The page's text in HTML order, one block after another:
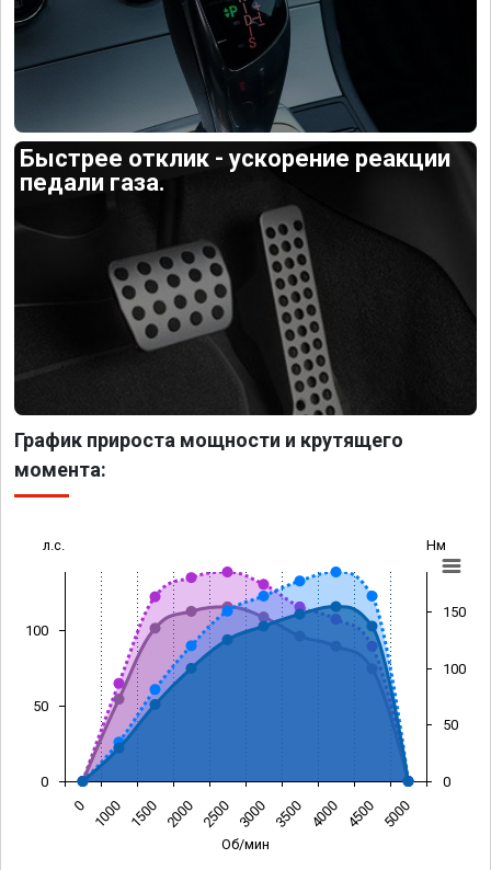
Быстрее отклик - ускорение реакции
педали газа.
График прироста мощности и крутящего
момента:
Об/мин
л.с. Нм
0 1000 1500 2000 2500 3000 3500 4000 4500 5000
0
50
100
0
50
100
150